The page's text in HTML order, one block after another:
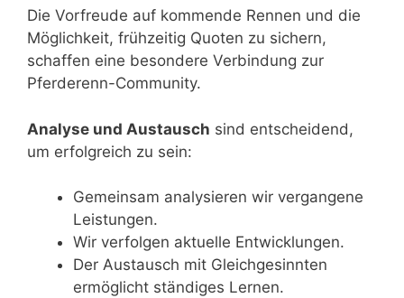
Die Vorfreude auf kommende Rennen und die
Möglichkeit, frühzeitig Quoten zu sichern,
schaffen eine besondere Verbindung zur
Pferderenn-Community.
Analyse und Austausch sind entscheidend,
um erfolgreich zu sein:
Gemeinsam analysieren wir vergangene
Leistungen.
Wir verfolgen aktuelle Entwicklungen.
Der Austausch mit Gleichgesinnten
ermöglicht ständiges Lernen.